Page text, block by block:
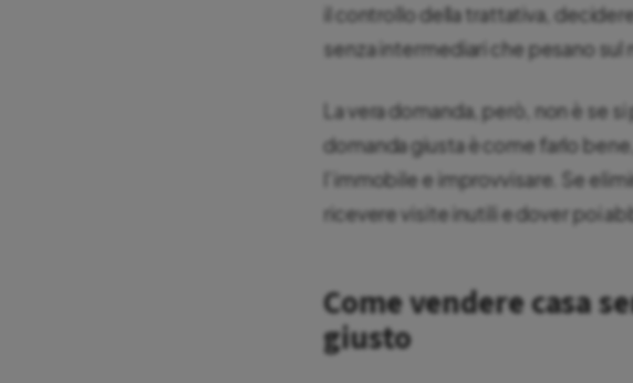
il controllo della trattativa,
senza intermediari che pesano sul
La vera domanda, però, non è se
domanda giusta è come farlo
l’immobile e improvvisare. Se
ricevere visite inutili e dover poi
Come vendere casa
giusto